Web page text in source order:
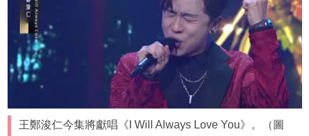
王鄭浚仁今集將獻唱《I Will Always Love You》。（圖